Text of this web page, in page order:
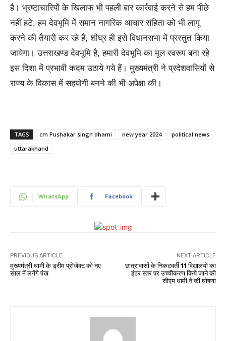
है। भ्रष्टाचारियों के खिलाफ भी पहली बार कार्रवाई करने से हम पीछे
नहीं हटे, हम देवभूमि में समान नागरिक आचार संहिता को भी लागू
करने की तैयारी कर रहे हैं, शीघ्र ही इसे विधानसभा में प्रस्तुत किया
जायेगा। उत्तराखण्ड देवभूमि है, हमारी देवभूमि का मूल स्वरूप बना रहे
इस दिशा में प्रभावी कदम उठाये गये हैं। मुख्यमंत्री ने प्रदेशवासियों से
राज्य के विकास में सहयोगी बनने की भी अपेक्षा की।
TAGS cm Pushakar singh dhami new year 2024
political news
uttarakhand
WhatsApp Facebook
PREVIOUS ARTICLE
मुख्यमंत्री धामी के ड्रीम प्रोजेक्ट को नए
साल में लगेंगे पंख
NEXT ARTICLE
छात्रावासों के निकटवर्ती 11 विद्यालयों का
इंटर स्तर पर उच्चीकरण किये जाने की
सीएम धामी ने की घोषणा